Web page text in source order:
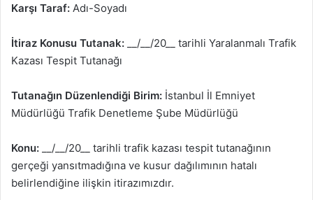
Karşı Taraf: Adı-Soyadı
İtiraz Konusu Tutanak: __/__/20__ tarihli Yaralanmalı Trafik
Kazası Tespit Tutanağı
Tutanağın Düzenlendiği Birim: İstanbul İl Emniyet
Müdürlüğü Trafik Denetleme Şube Müdürlüğü
Konu: __/__/20__ tarihli trafik kazası tespit tutanağının
gerçeği yansıtmadığına ve kusur dağılımının hatalı
belirlendiğine ilişkin itirazımızdır.